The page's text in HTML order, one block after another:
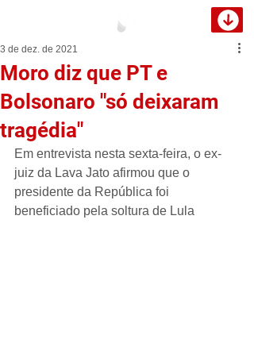
Moro diz que PT e
Bolsonaro "só deixaram
tragédia"
3 de dez. de 2021
Em entrevista nesta sexta-feira, o ex-
juiz da Lava Jato afirmou que o
presidente da República foi
beneficiado pela soltura de Lula